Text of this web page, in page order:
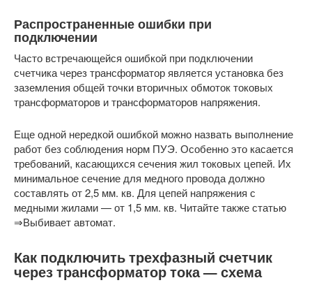
Распространенные ошибки при
подключении
Часто встречающейся ошибкой при подключении
счетчика через трансформатор является установка без
заземления общей точки вторичных обмоток токовых
трансформаторов и трансформаторов напряжения.
Еще одной нередкой ошибкой можно назвать выполнение
работ без соблюдения норм ПУЭ. Особенно это касается
требований, касающихся сечения жил токовых цепей. Их
минимальное сечение для медного провода должно
составлять от 2,5 мм. кв. Для цепей напряжения с
медными жилами — от 1,5 мм. кв. Читайте также статью
⇒Выбивает автомат.
Как подключить трехфазный счетчик
через трансформатор тока — схема